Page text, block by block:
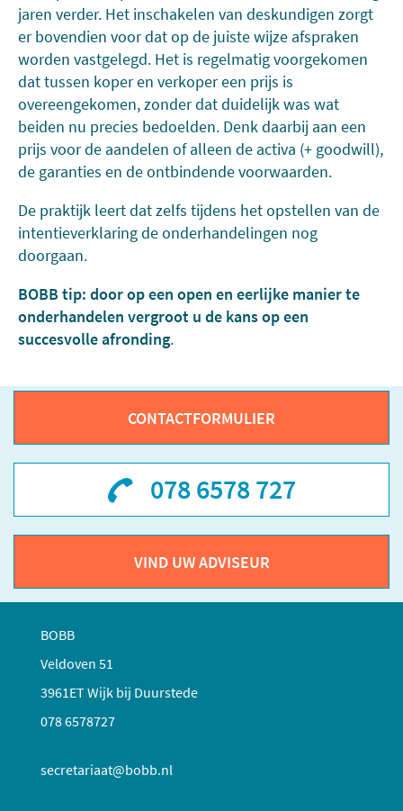
jaren verder. Het inschakelen van deskundigen zorgt
er bovendien voor dat op de juiste wijze afspraken
worden vastgelegd. Het is regelmatig voorgekomen
dat tussen koper en verkoper een prijs is
overeengekomen, zonder dat duidelijk was wat
beiden nu precies bedoelden. Denk daarbij aan een
prijs voor de aandelen of alleen de activa (+ goodwill),
de garanties en de ontbindende voorwaarden.
De praktijk leert dat zelfs tijdens het opstellen van de
intentieverklaring de onderhandelingen nog
doorgaan.
BOBB tip: door op een open en eerlijke manier te
onderhandelen vergroot u de kans op een
succesvolle afronding.
CONTACTFORMULIER
078 6578 727
VIND UW ADVISEUR
BOBB
Veldoven 51
3961ET Wijk bij Duurstede
078 6578727
secretariaat@bobb.nl